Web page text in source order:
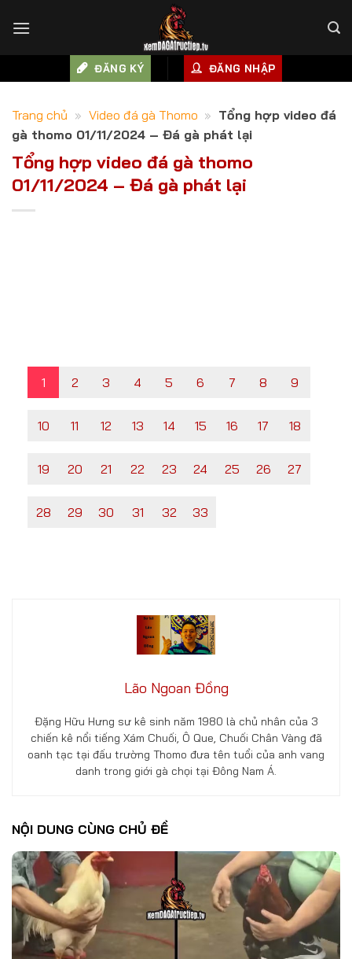
ĐĂNG KÝ ĐĂNG NHẬP
Trang chủ » Video đá gà Thomo » Tổng hợp video đá
gà thomo 01/11/2024 – Đá gà phát lại
Tổng hợp video đá gà thomo
01/11/2024 – Đá gà phát lại
1 2 3 4 5 6 7 8 9
10 11 12 13 14 15 16 17 18
19 20 21 22 23 24 25 26 27
28 29 30 31 32 33
Lão Ngoan Đồng
Đặng Hữu Hưng sư kê sinh năm 1980 là chủ nhân của 3
chiến kê nổi tiếng Xám Chuối, Ô Que, Chuối Chân Vàng đã
oanh tạc tại đấu trường Thomo đưa tên tuổi của anh vang
danh trong giới gà chọi tại Đông Nam Á.
NỘI DUNG CÙNG CHỦ ĐỀ